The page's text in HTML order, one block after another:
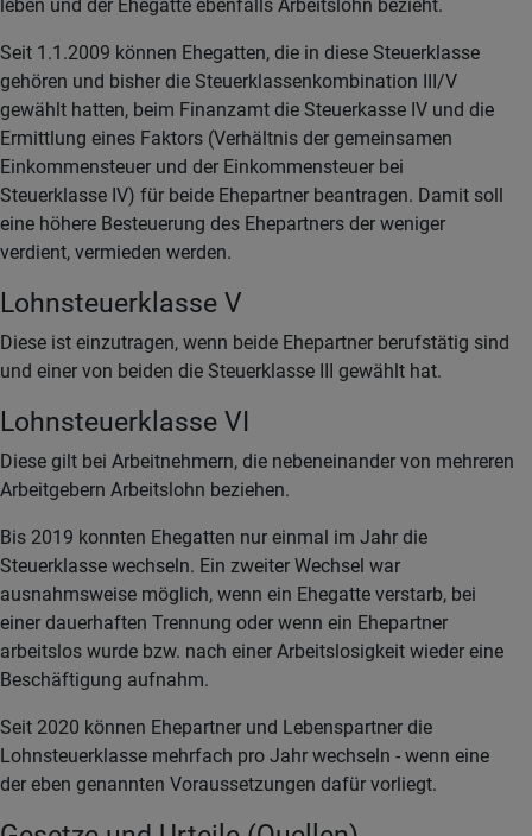
leben und der Ehegatte ebenfalls Arbeitslohn bezieht.
Seit 1.1.2009 können Ehegatten, die in diese Steuerklasse
gehören und bisher die Steuerklassenkombination III/V
gewählt hatten, beim Finanzamt die Steuerkasse IV und die
Ermittlung eines Faktors (Verhältnis der gemeinsamen
Einkommensteuer und der Einkommensteuer bei
Steuerklasse IV) für beide Ehepartner beantragen. Damit soll
eine höhere Besteuerung des Ehepartners der weniger
verdient, vermieden werden.
Lohnsteuerklasse V
Diese ist einzutragen, wenn beide Ehepartner berufstätig sind
und einer von beiden die Steuerklasse III gewählt hat.
Lohnsteuerklasse VI
Diese gilt bei Arbeitnehmern, die nebeneinander von mehreren
Arbeitgebern Arbeitslohn beziehen.
Bis 2019 konnten Ehegatten nur einmal im Jahr die
Steuerklasse wechseln. Ein zweiter Wechsel war
ausnahmsweise möglich, wenn ein Ehegatte verstarb, bei
einer dauerhaften Trennung oder wenn ein Ehepartner
arbeitslos wurde bzw. nach einer Arbeitslosigkeit wieder eine
Beschäftigung aufnahm.
Seit 2020 können Ehepartner und Lebenspartner die
Lohnsteuerklasse mehrfach pro Jahr wechseln - wenn eine
der eben genannten Voraussetzungen dafür vorliegt.